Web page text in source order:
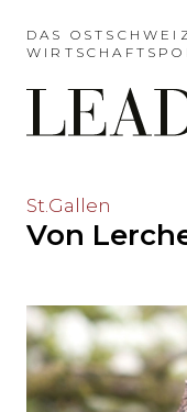
das
Hauptmenü
auslassen
und
Inhalt
springen?
DAS
Möchten
Sie
auslassen
und
direkt
zum
Seitenende
St.Gallen
Von